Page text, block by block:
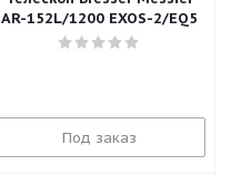
AR-152L/1200 EXOS-2/EQ5
Под заказ